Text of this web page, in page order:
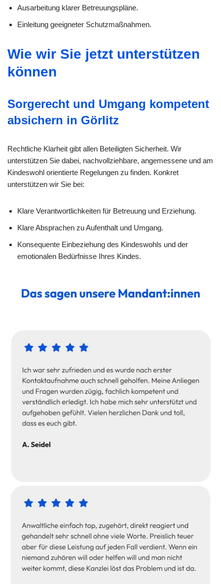
Ausarbeitung klarer Betreuungspläne.
Einleitung geeigneter Schutzmaßnahmen.
Wie wir Sie jetzt unterstützen
können
Sorgerecht und Umgang kompetent
absichern in Görlitz
Rechtliche Klarheit gibt allen Beteiligten Sicherheit. Wir
unterstützen Sie dabei, nachvollziehbare, angemessene und am
Kindeswohl orientierte Regelungen zu finden. Konkret
unterstützen wir Sie bei:
Klare Verantwortlichkeiten für Betreuung und Erziehung.
Klare Absprachen zu Aufenthalt und Umgang.
Konsequente Einbeziehung des Kindeswohls und der
emotionalen Bedürfnisse Ihres Kindes.